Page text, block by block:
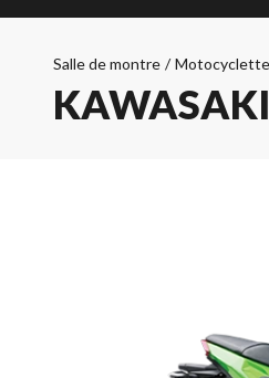
Salle de montre / Motocyclette